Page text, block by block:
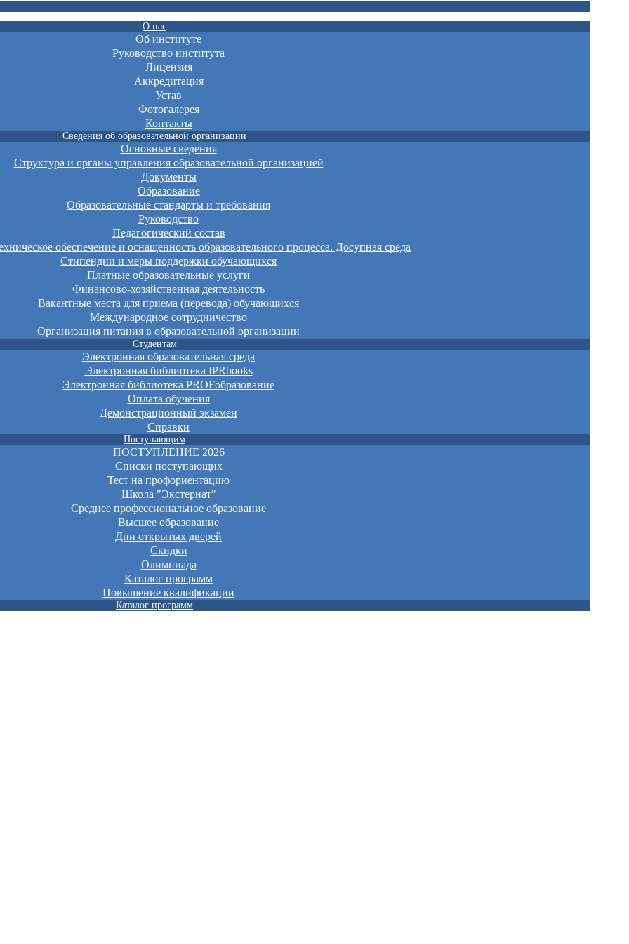
О нас
Об институте
Руководство института
Лицензия
Аккредитация
Устав
Фотогалерея
Контакты
Сведения об образовательной организации
Основные сведения
Структура и органы управления образовательной организацией
Документы
Образование
Образовательные стандарты и требования
Руководство
Педагогический состав
обеспечение и оснащенность образовательного процесса. Досупная среда
Стипендии и меры поддержки обучающихся
Платные образовательные услуги
Финансово-хозяйственная деятельность
Вакантные места для приема (перевода) обучающихся
Международное сотрудничество
Организация питания в образовательной организации
Студентам
Электронная образовательная среда
Электронная библиотека IPRbooks
Электронная библиотека PROFобразование
Оплата обучения
Демонстрационный экзамен
Справки
Поступающим
ПОСТУПЛЕНИЕ 2026
Списки поступающих
Тест на профориентацию
Школа "Экстернат"
Среднее профессиональное образование
Высшее образование
Дни открытых дверей
Скидки
Олимпиада
Каталог программ
Повышение квалификации
Каталог программ